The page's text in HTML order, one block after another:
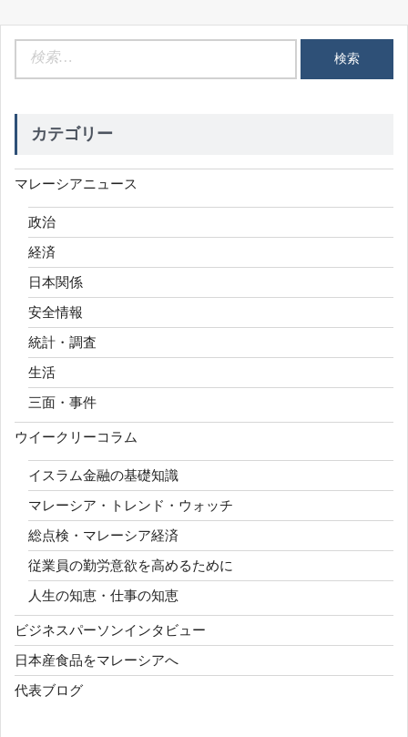
ョ
ン
カテゴリー
マレーシアニュース
政治
経済
日本関係
安全情報
統計・調査
生活
三面・事件
ウイークリーコラム
イスラム金融の基礎知識
マレーシア・トレンド・ウォッチ
総点検・マレーシア経済
従業員の勤労意欲を高めるために
人生の知恵・仕事の知恵
ビジネスパーソンインタビュー
日本産食品をマレーシアへ
代表ブログ